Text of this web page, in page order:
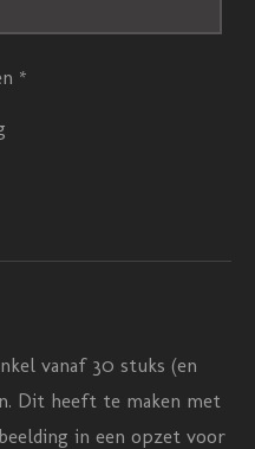
*
vanaf 30 stuks (en
Dit heeft te maken met
in een opzet voor